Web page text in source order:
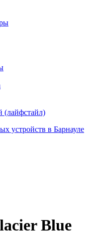
(лайфстайл)
устройств в Барнауле
Blue